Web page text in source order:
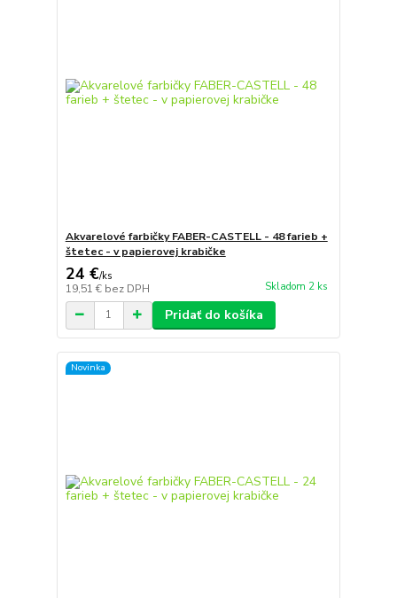
Akvarelové farbičky FABER-CASTELL - 48 farieb +
štetec - v papierovej krabičke
24 €/ks
19,51 € bez DPH Skladom 2 ks
Pridať do košíka
Novinka